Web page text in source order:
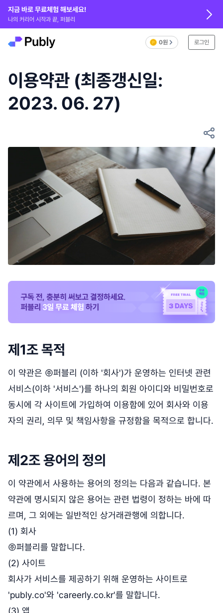
지금 바로 무료체험 해보세요!
나의 커리어 시작과 끝, 퍼블리
0원 로그인
이용약관 (최종갱신일:
2023. 06. 27)
제1조 목적
이 약관은 ㈜퍼블리 (이하 '회사')가 운영하는 인터넷 관련
서비스(이하 '서비스')를 하나의 회원 아이디와 비밀번호로
동시에 각 사이트에 가입하여 이용함에 있어 회사와 이용
자의 권리, 의무 및 책임사항을 규정함을 목적으로 합니다.
제2조 용어의 정의
이 약관에서 사용하는 용어의 정의는 다음과 같습니다. 본
약관에 명시되지 않은 용어는 관련 법령이 정하는 바에 따
르며, 그 외에는 일반적인 상거래관행에 의합니다.
(1) 회사
㈜퍼블리를 말합니다.
(2) 사이트
회사가 서비스를 제공하기 위해 운영하는 사이트로
'publy.co'와 'careerly.co.kr'를 말합니다.
(3) 앱